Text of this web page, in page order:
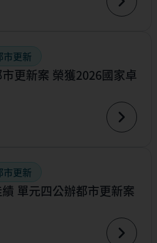
市更新
更新案 榮獲2026國家卓
市更新
單元四公辦都市更新案